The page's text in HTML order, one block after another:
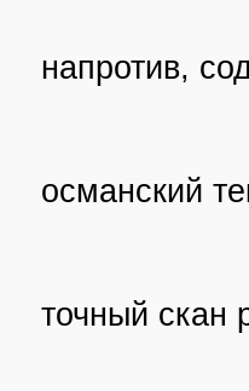
напротив,
османский
точный скан